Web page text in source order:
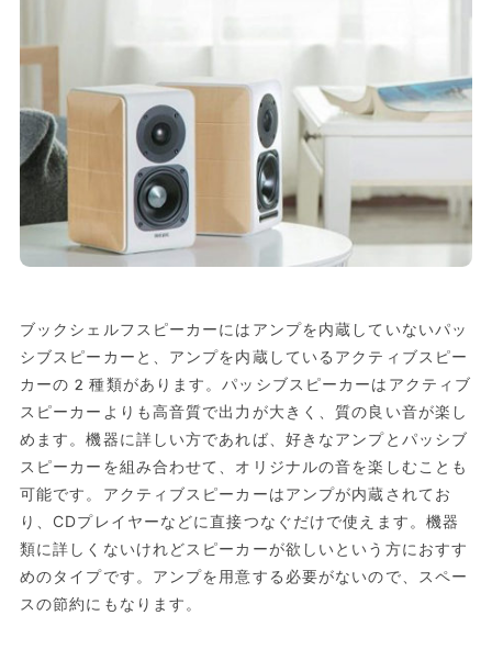
ブックシェルフスピーカーにはアンプを内蔵していないパッ
シブスピーカーと、アンプを内蔵しているアクティブスピー
カーの2種類があります。パッシブスピーカーはアクティブ
スピーカーよりも高音質で出力が大きく、質の良い音が楽し
めます。機器に詳しい方であれば、好きなアンプとパッシブ
スピーカーを組み合わせて、オリジナルの音を楽しむことも
可能です。アクティブスピーカーはアンプが内蔵されてお
り、CDプレイヤーなどに直接つなぐだけで使えます。機器
類に詳しくないけれどスピーカーが欲しいという方におすす
めのタイプです。アンプを用意する必要がないので、スペー
スの節約にもなります。